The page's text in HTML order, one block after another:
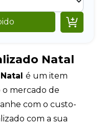

Natal
Natalé um item
mercado de
com o custo-
com a sua